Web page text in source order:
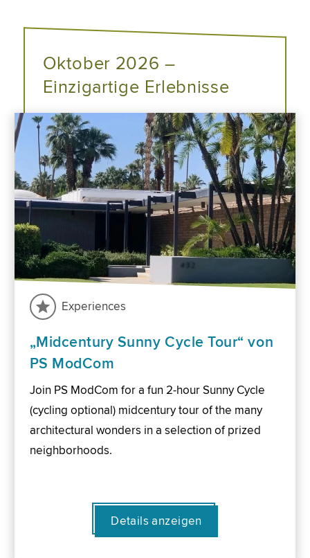
Oktober 2026 –
Einzigartige Erlebnisse
Experiences
„Midcentury Sunny Cycle Tour“ von
PS ModCom
Join PS ModCom for a fun 2-hour Sunny Cycle
(cycling optional) midcentury tour of the many
architectural wonders in a selection of prized
neighborhoods.
Details anzeigen